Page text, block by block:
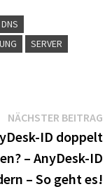
DNS
SERVER
NÄCHSTER BEITRAG
ID doppelt
– AnyDesk-ID
– So geht es!